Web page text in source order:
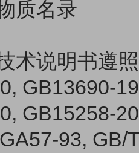
质名录
术说明书遵
GB13690-
GB15258-
93, GB/